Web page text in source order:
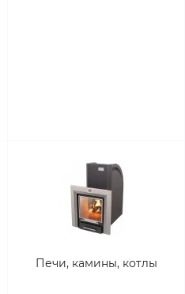
Печи, камины, котлы